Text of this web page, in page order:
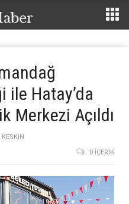
ile Hatay’da
Merkezi Açıldı
0 İÇERIK